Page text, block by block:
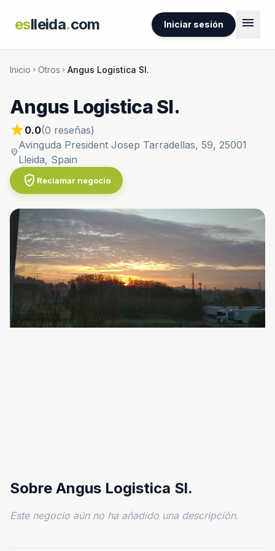
eslleida.com Iniciar sesión menu
Inicio chevron_right Otros chevron_right Angus Logistica Sl.
Angus Logistica Sl.
star0.0(0 reseñas)
location_on
Avinguda President Josep Tarradellas, 59, 25001
Lleida, Spain
verified_user Reclamar negocio
Sobre Angus Logistica Sl.
Este negocio aún no ha añadido una descripción.